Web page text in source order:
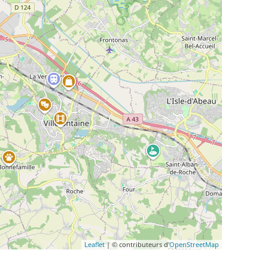
Leaflet | © contributeurs d'OpenStreetMap